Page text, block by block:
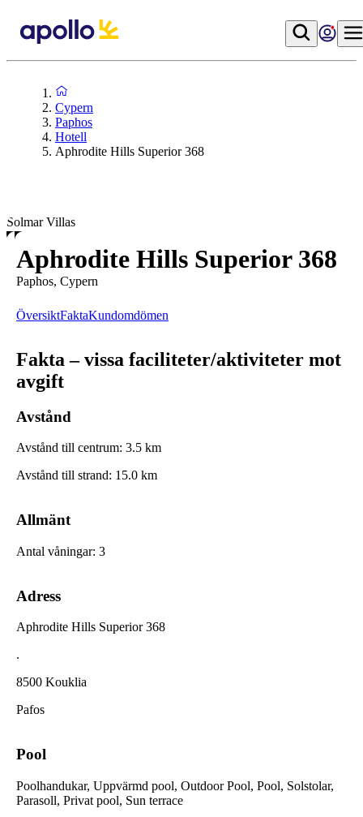
Cypern
Paphos
Hotell
Aphrodite Hills Superior 368
Solmar Villas
Aphrodite Hills Superior 368
Paphos, Cypern
ÖversiktFaktaKundomdömen
Fakta – vissa faciliteter/aktiviteter mot
avgift
Avstånd
Avstånd till centrum: 3.5 km
Avstånd till strand: 15.0 km
Allmänt
Antal våningar: 3
Adress
Aphrodite Hills Superior 368
.
8500 Kouklia
Pafos
Pool
Poolhandukar, Uppvärmd pool, Outdoor Pool, Pool, Solstolar,
Parasoll, Privat pool, Sun terrace